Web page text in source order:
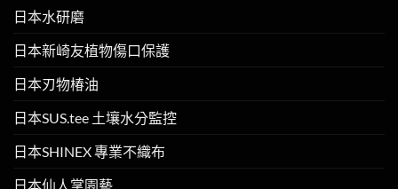
日本水研磨
日本新崎友植物傷口保護
日本刃物椿油
日本SUS.tee 土壤水分監控
日本SHINEX 專業不織布
日本仙人掌園藝